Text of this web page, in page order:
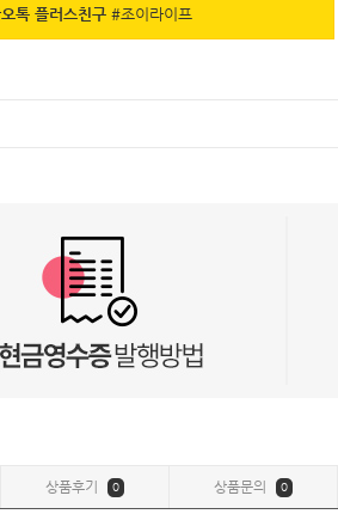
톡 플러스친구#조이라이프
상품후기 0 상품문의 0